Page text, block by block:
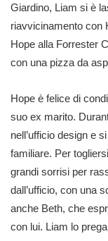
Giardino, Liam si è
riavvicinamento con
Hope alla Forrester
con una pizza da
Hope è felice di
suo ex marito.
nell’ufficio design e
familiare. Per
grandi sorrisi per
dall’ufficio, con una
anche Beth, che
con lui. Liam lo